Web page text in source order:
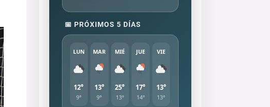
📅 PRÓXIMOS 5 DÍAS
LUN
12°
9°
MAR
13°
9°
MIÉ
25°
13°
JUE
17°
14°
VIE
13°
13°